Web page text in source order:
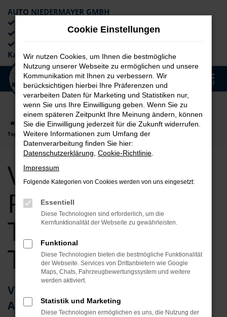
Zum
Hauptinhalt
springen
AUTO NIEDERMAYER GMBH
Lieferung an die Haustür
Kaufabwicklung
MENÜ
Startseite Passau VW VW Caddy
VW Caddy für Passau
Tageszulassung Top Angebote
VW Caddy für
Passau
Tageszulassung
Top Angebote
VW Caddy Tageszulassung – die clevere
Alternative für Passau
Cookie Einstellungen
Wir nutzen Cookies, um Ihnen die bestmögliche
Nutzung unserer Webseite zu ermöglichen und unsere
Kommunikation mit Ihnen zu verbessern. Wir
berücksichtigen hierbei Ihre Präferenzen und
verarbeiten Daten für Marketing und Statistiken nur,
wenn Sie uns Ihre Einwilligung geben. Wenn Sie zu
einem späteren Zeitpunkt Ihre Meinung ändern, können
Sie die Einwilligung jederzeit für die Zukunft widerrufen.
Weitere Informationen zum Umfang der
Datenverarbeitung finden Sie hier:
Datenschutzerklärung Cookie-Richtlinie
Impressum
Folgende Kategorien von Cookies werden von uns eingesetzt:
Essentiell
Diese Technologien sind erforderlich, um die
Kernfunktionalität der Webseite zu gewährleisten.
Funktional
Diese Technologien bieten die bestmögliche Funktionalität
der Webseite. Services von Drittanbietern wie Google
Maps, Chats, Fahrzeugbewertungssystem und weitere
werden aktiviert.
Statistik und Marketing
Diese Technologien ermöglichen es uns, die Nutzung der